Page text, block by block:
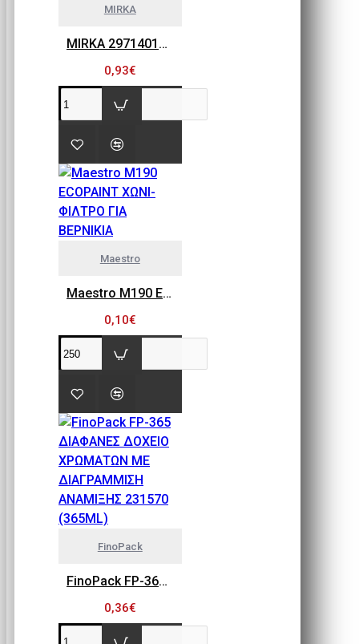
MIRKA
MIRKA 2971401080 GOLD FLEX SOFT, ΠΕΤΣΕΤΑΚΙΑ ΛΕΙΑΝΣΗΣ 115MM X 140 MM (10ΤΕΜ), P80
0,93€
Maestro
Maestro M190 ECOPAINT ΧΩΝΙ-ΦΙΛΤΡΟ ΓΙΑ ΒΕΡΝΙΚΙΑ
0,10€
FinoPack
FinoPack FP-365 ΔΙΑΦΑΝΕΣ ΔΟΧΕΙΟ ΧΡΩΜΑΤΩΝ ΜΕ ΔΙΑΓΡΑΜΜΙΣΗ ΑΝΑΜΙΞΗΣ 231570 (365ML)
0,36€